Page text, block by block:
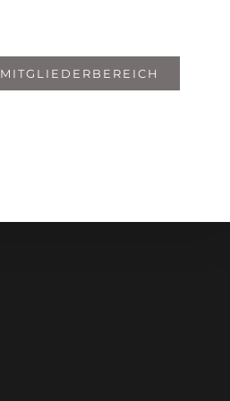
MITGLIEDERBEREICH